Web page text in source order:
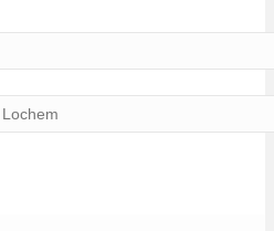
(M22) | Afsluiting []
Master Practitioner (M22) |